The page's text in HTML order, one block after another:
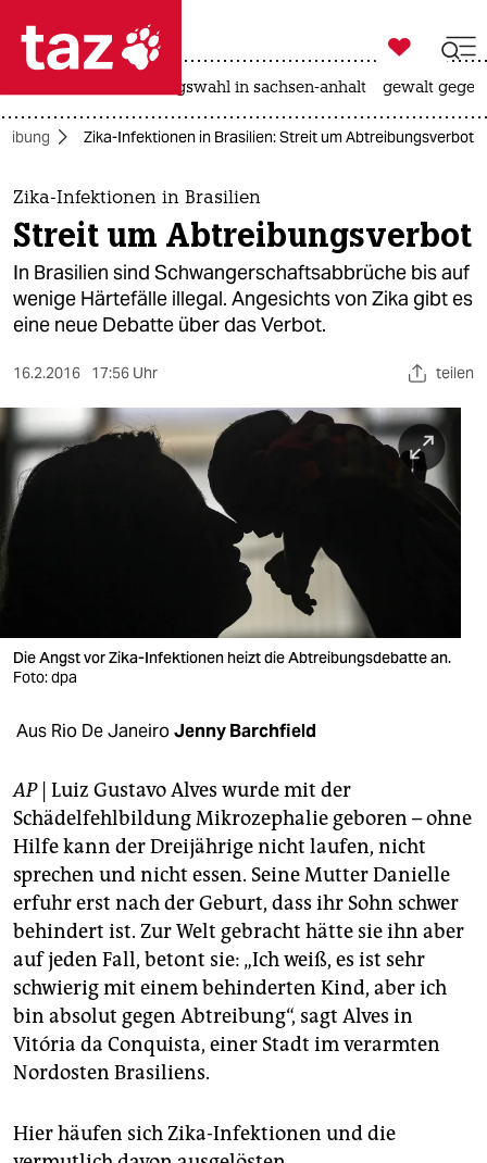
 taz zahl ich
taz zahl ich
themen
politik
öko
sport
berlin
verlag
verlag
veranstaltungen
fragen & hilfe
unterstützen
abo
genossenschaft
epaper login

taz zahl ich
landtagswahl in sachsen-anhalt gewalt
Zika-Infektionen in Brasilien: Streit um Abtreibungsverbot
Zika-Infektionen in Brasilien
Streit um Abtreibungsverbot
In Brasilien sind Schwangerschaftsabbrüche bis auf
wenige Härtefälle illegal. Angesichts von Zika gibt es
eine neue Debatte über das Verbot.
16.2.2016 17:56 Uhr teilen
Die Angst vor Zika-Infektionen heizt die Abtreibungsdebatte an.
Foto: dpa
Aus Rio De JaneiroJenny Barchfield
AP| Luiz Gustavo Alves wurde mit der
Schädelfehlbildung Mikrozephalie geboren – ohne
Hilfe kann der Dreijährige nicht laufen, nicht
sprechen und nicht essen. Seine Mutter Danielle
erfuhr erst nach der Geburt, dass ihr Sohn schwer
behindert ist. Zur Welt gebracht hätte sie ihn aber
auf jeden Fall, betont sie: „Ich weiß, es ist sehr
schwierig mit einem behinderten Kind, aber ich
bin absolut gegen Abtreibung“, sagt Alves in
Vitória da Conquista, einer Stadt im verarmten
Nordosten Brasiliens.
Hier häufen sich Zika-Infektionen und die